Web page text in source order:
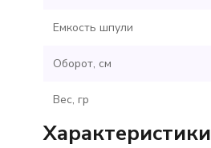
Емкость шпули
Оборот, см
Вес, гр
Характеристики